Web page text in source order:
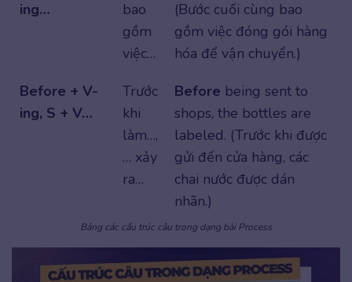
ing…
bao
gồm
việc…
(Bước cuối cùng bao
gồm việc đóng gói hàng
hóa để vận chuyển.)
Before + V-
ing, S + V…
Trước
khi
làm…,
… xảy
ra…
Before being sent to
shops, the bottles are
labeled. (Trước khi được
gửi đến cửa hàng, các
chai nước được dán
nhãn.)
Bảng các cấu trúc câu trong dạng bài Process